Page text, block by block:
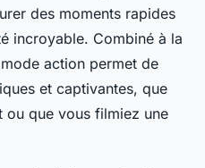
des moments rapides
incroyable. Combiné à la
action permet de
et captivantes, que
ou que vous filmiez une